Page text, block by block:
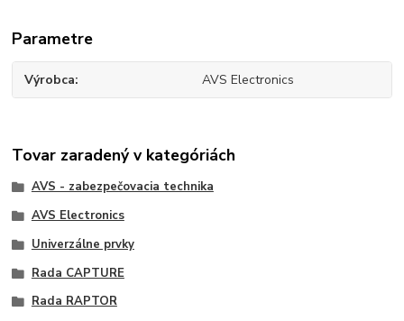
Parametre
Výrobca AVS Electronics
Tovar zaradený v kategóriách
AVS - zabezpečovacia technika
AVS Electronics
Univerzálne prvky
Rada CAPTURE
Rada RAPTOR